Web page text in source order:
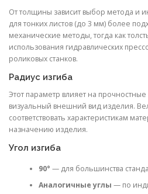
От толщины зависит выбор метода и
для тонких листов (до 3 мм) более
механические методы, тогда как
использования гидравлических
роликовых станков.
Радиус изгиба
Этот параметр влияет на прочностные
визуальный внешний вид изделия.
соответствовать характеристикам
назначению изделия.
Угол изгиба
90° — для большинства
Аналогичные углы — по